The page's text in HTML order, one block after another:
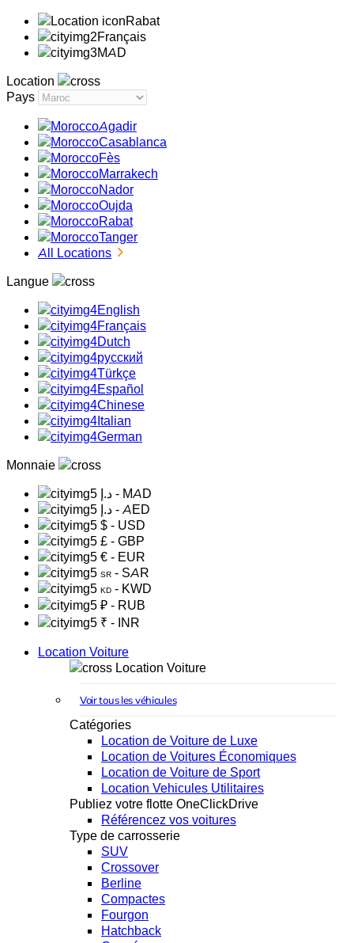
Rabat
Français
MAD
Location
Pays
Agadir
Casablanca
Fès
Marrakech
Nador
Oujda
Rabat
Tanger
All Locations
Langue
English
Français
Dutch
русский
Türkçe
Español
Chinese
Italian
German
Monnaie
د.إ - MAD
د.إ - AED
$ - USD
£ - GBP
€ - EUR
SR - SAR
KD - KWD
₽ - RUB
₹ - INR
Location Voiture
Location Voiture
Voir tous les véhicules
Catégories
Location de Voiture de Luxe
Location de Voitures Économiques
Location de Voiture de Sport
Location Vehicules Utilitaires
Publiez votre flotte OneClickDrive
Référencez vos voitures
Type de carrosserie
SUV
Crossover
Berline
Compactes
Fourgon
Hatchback